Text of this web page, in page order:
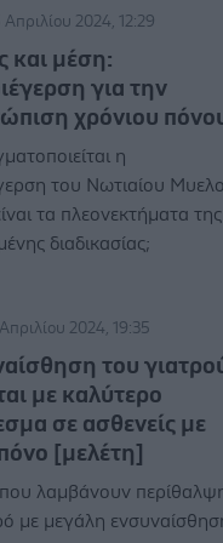
2024, 12:29
και μέση:
για την
χρόνιου
η
του Νωτιαίου
τα πλεονεκτήματα της
διαδικασίας;
2024, 19:35
του
με καλύτερο
σε ασθενείς με
[μελέτη]
που λαμβάνουν
με μεγάλη